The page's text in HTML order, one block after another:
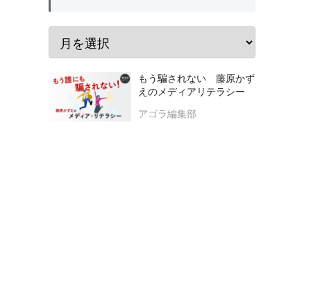
もう騙されない 藤原かず
えのメディアリテラシー
アゴラ編集部